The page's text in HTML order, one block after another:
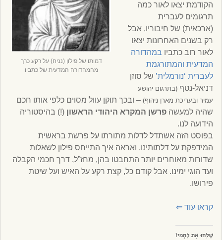
דמותו של פילון (נניח) על רקע כרך
מהמהדורה המדעית של כתביו
הקודמת יצאו לאור כמה
תרגומים לעברית
(ארכאית) של חיבוריו, אבל
רק בשנים האחרונות יצאו
לאור רוב כתביו במהדורה
המדעית והמתורגמת
לעברית ‘נורמלית’ של סוזן
דניאל-נטף(בתרגום יהושע
עמיר ובעריכת מארן ניהוף) – ובכך תוקן עוול מסוים כלפי אותו חכם
שהיה למעשהפרשן המקרא היהודי הראשון (!) בהיסטוריה
הידועה לנו.
בפוסט הזה אשתדל לדלות מתורתו על פרשת בראשית
המידפקת על דלתותינו, ואראה איך התייחס פילון לשאלות
שדורות מאוחרים יותר התחבטו בהן, מחז”ל, דרך חכמי הקבלה
ועד הוגי ימינו. אבל קודם כל, קצת רקע על האיש ועל שיטת
פירושו.
קראו עוד⇐
שַׁלְּחוּ אֶת לַחְמִי!